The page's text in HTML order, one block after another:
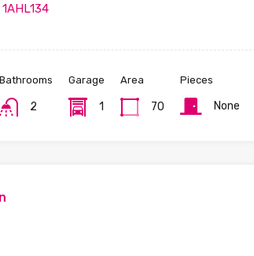
1AHL134
Bathrooms
2
Garage
1
Area
70
Pieces
None